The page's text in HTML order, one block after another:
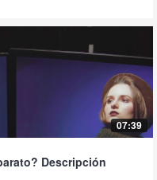
07:39
Descripción